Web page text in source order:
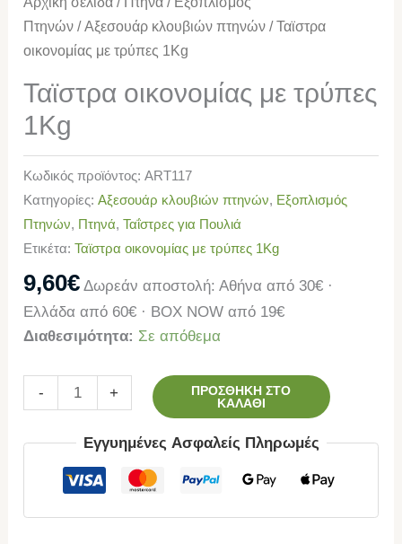
Πτηνών /Αξεσουάρ κλουβιών πτηνών / Ταϊστρα
οικονομίας με τρύπες 1Kg
Ταϊστρα οικονομίας με τρύπες
1Kg
Κωδικός προϊόντος:ART117
Κατηγορίες:Αξεσουάρ κλουβιών πτηνών, Εξοπλισμός
Πτηνών, Πτηνά,Ταΐστρες για Πουλιά
Ετικέτα:Ταϊστρα οικονομίας με τρύπες 1Kg
9,60€ Δωρεάν αποστολή: Αθήνα από 30€ ·
Ελλάδα από 60€ · BOX NOW από 19€
Διαθεσιμότητα: Σε απόθεμα
- +
ΠΡΟΣΘΉΚΗ ΣΤΟ
ΚΑΛΆΘΙ
Εγγυημένες Ασφαλείς Πληρωμές